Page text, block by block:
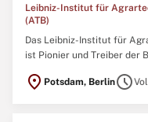
Leibniz-Institut für
(ATB)
Das Leibniz-Institut für
ist Pionier und Treiber der
wissenschaftliche
Lebensmittel-, Industrie-
location_on Potsdam, Berlinschedule